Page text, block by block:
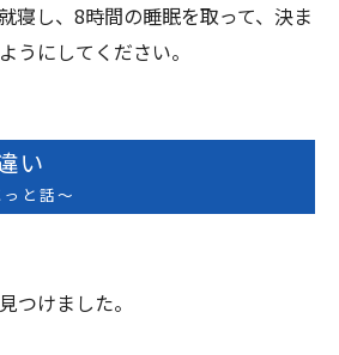
寝し、8時間の睡眠を取って、決ま
うにしてください。
い
と話〜
つけました。